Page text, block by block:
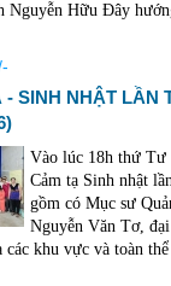
Nguyễn Hữu Đây
- SINH NHẬT LẦN
Vào lúc 18h thứ Tư
Cảm tạ Sinh nhật
gồm có Mục sư
Nguyễn Văn Tơ,
các khu vực và toàn